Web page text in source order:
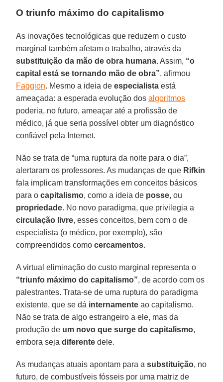
O triunfo máximo do capitalismo
As inovações tecnológicas que reduzem o custo
marginal também afetam o trabalho, através da
substituição da mão de obra humana. Assim, “o
capital está se tornando mão de obra”, afirmou
Faggion. Mesmo a ideia deespecialista está
ameaçada: a esperada evolução dosalgoritmos
poderia, no futuro, ameaçar até a profissão de
médico, já que seria possível obter um diagnóstico
confiável pela Internet.
Não se trata de “uma ruptura da noite para o dia”,
alertaram os professores. As mudanças de que Rifkin
fala implicam transformações em conceitos básicos
para ocapitalismo, como a ideia de posse, ou
propriedade. No novo paradigma, que privilegia a
circulação livre, esses conceitos, bem com o de
especialista (o médico, por exemplo), são
compreendidos comocercamentos.
A virtual eliminação do custo marginal representa o
“triunfo máximo do capitalismo”, de acordo com os
palestrantes. Trata-se de uma ruptura do paradigma
existente, que se dá internamente ao capitalismo.
Não se trata de algo estrangeiro a ele, mas da
produção de um novo que surge do capitalismo,
embora sejadiferente dele.
As mudanças atuais apontam para asubstituição, no
futuro, de combustíveis fósseis por uma matriz de